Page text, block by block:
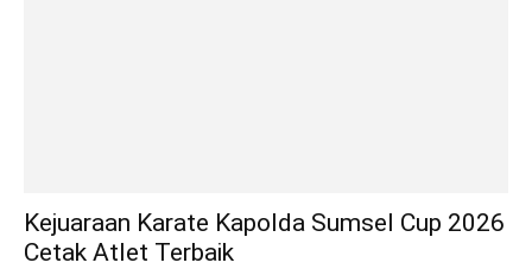
Kejuaraan Karate Kapolda Sumsel Cup 2026
Cetak Atlet Terbaik